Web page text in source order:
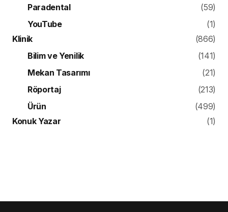
Paradental
(59)
YouTube
(1)
Klinik
(866)
Bilim ve Yenilik
(141)
Mekan Tasarımı
(21)
Röportaj
(213)
Ürün
(499)
Konuk Yazar
(1)